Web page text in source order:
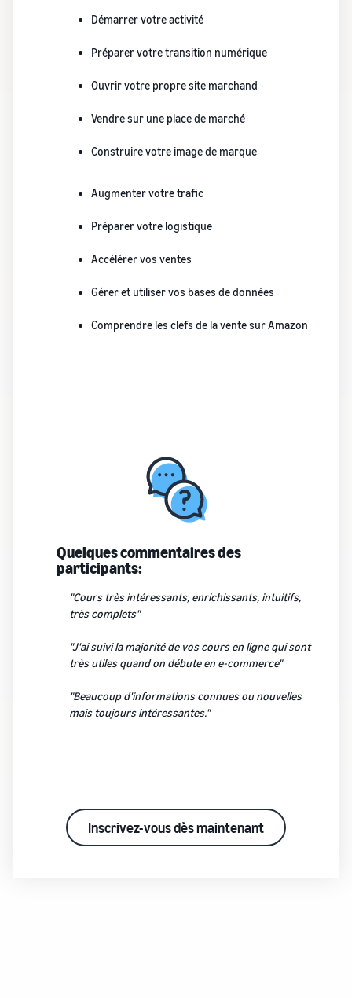
Démarrer votre activité
Préparer votre transition numérique
Ouvrir votre propre site marchand
Vendre sur une place de marché
Construire votre image de marque
Augmenter votre trafic
Préparer votre logistique
Accélérer vos ventes
Gérer et utiliser vos bases de données
Comprendre les clefs de la vente sur Amazon
Quelques commentaires des
participants:
"Cours très intéressants, enrichissants, intuitifs,
très complets"
"J'ai suivi la majorité de vos cours en ligne qui sont
très utiles quand on débute en e-commerce"
"Beaucoup d'informations connues ou nouvelles
mais toujours intéressantes."
Inscrivez-vous dès maintenant